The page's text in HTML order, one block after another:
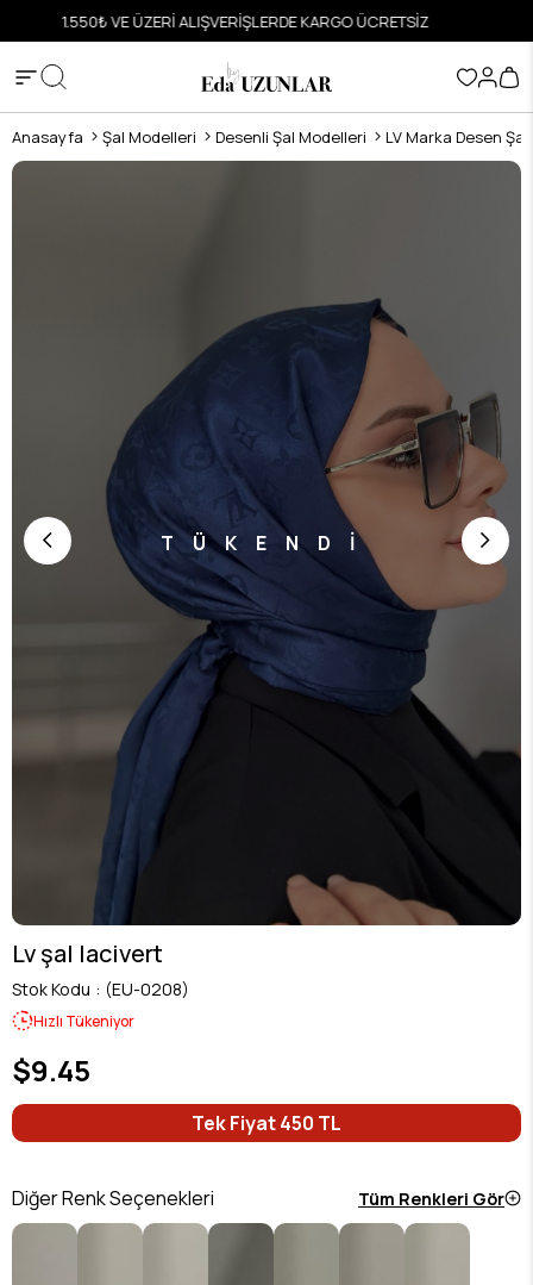
HIZLI VE GÜVENLİ ALIŞVERİŞ
Anasayfa Şal Modelleri Desenli Şal Modelleri LV Marka Desen Şal
TÜKENDİ
Lv şal lacivert
Stok Kodu (EU-0208)
Hızlı Tükeniyor
$9.45
Tek Fiyat 450 TL
Diğer Renk Seçenekleri Tüm Renkleri Gör